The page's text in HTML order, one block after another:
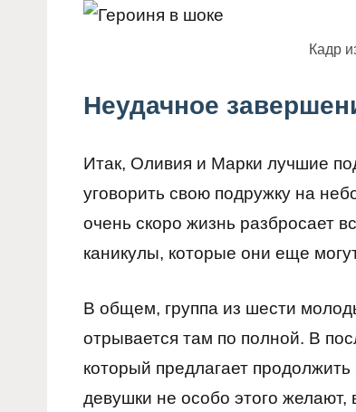
Кадр
Неудачное
Итак, Оливия и Марки лучшие
уговорить свою подружку на
очень скоро жизнь разбросает
каникулы, которые они еще
В общем, группа из шести
отрывается там по полной. В
который предлагает
девушки не особо этого желают,